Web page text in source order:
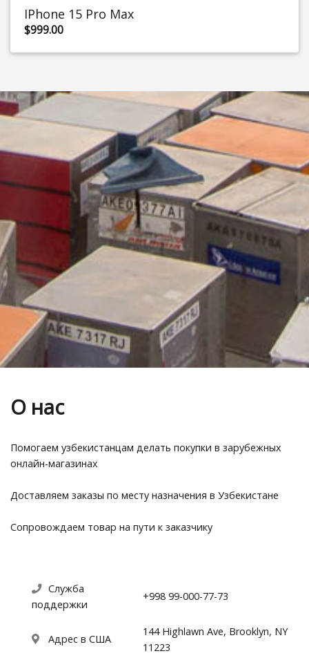
IPhone 15 Pro Max
$999.00
О нас
Помогаем узбекистанцам делать покупки в зарубежных
онлайн-магазинах
Доставляем заказы по месту назначения в Узбекистане
Сопровождаем товар на пути к заказчику
Служба
поддержки
+998 99-000-77-73
Адрес в США
144 Highlawn Ave, Brooklyn, NY
11223